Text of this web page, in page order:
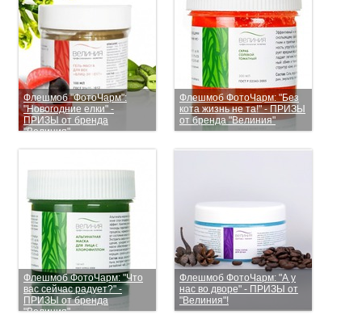
Флешмоб "ФотоЧарм":
"Новогодние елки" -
ПРИЗЫ от бренда
"Велиния"
Флешмоб ФотоЧарм: "Без
кота жизнь не та!" - ПРИЗЫ
от бренда "Велиния"
Флешмоб ФотоЧарм: "Что
вас сейчас радует?" -
ПРИЗЫ от бренда
"Велиния"
Флешмоб ФотоЧарм: "А у
нас во дворе" - ПРИЗЫ от
"Велиния"!